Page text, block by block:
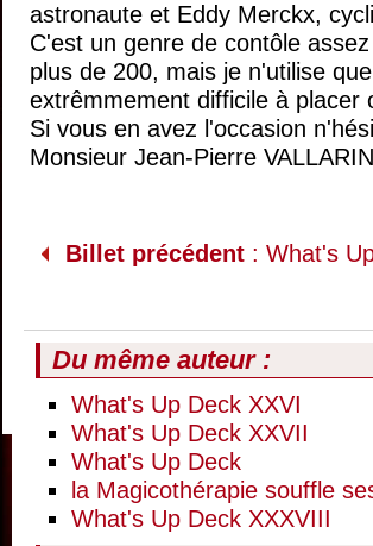
astronaute et Eddy Merckx,
C'est un genre de contôle
plus de 200, mais je n'utilise
extrêmmement difficile à placer
Si vous en avez l'occasion
Monsieur Jean-Pierre
Billet précédent : What's
Du même auteur :
What's Up Deck XXVI
What's Up Deck XXVII
What's Up Deck
la Magicothérapie souffle
What's Up Deck XXXVIII